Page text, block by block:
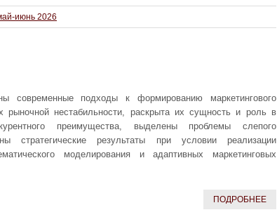
июнь 2026
современные подходы к формированию маркетингового
рыночной нестабильности, раскрыта их сущность и роль в
преимущества, выделены проблемы слепого
стратегические результаты при условии реализации
моделирования и адаптивных маркетинговых
ПОДРОБНЕЕ